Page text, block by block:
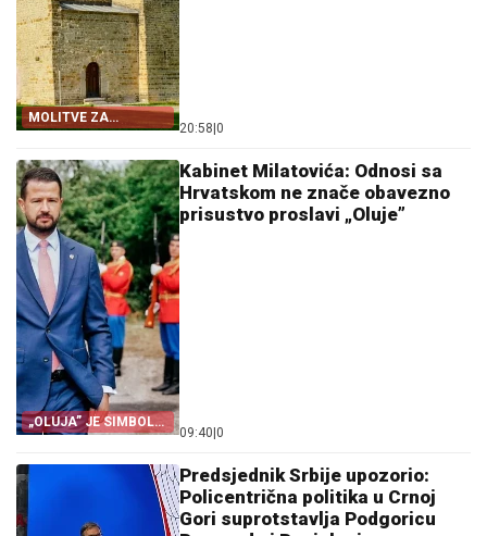
MOLITVE ZA
ZDRAVLJE I USPJEH
20:58 0
„OLUJA” JE SIMBOL
PROGONA
Kabinet Milatovića: Odnosi sa
Hrvatskom ne znače obavezno
prisustvo proslavi „Oluje”
09:40 0
Predsjednik Srbije upozorio:
Policentrična politika u Crnoj
Gori suprotstavlja Podgoricu